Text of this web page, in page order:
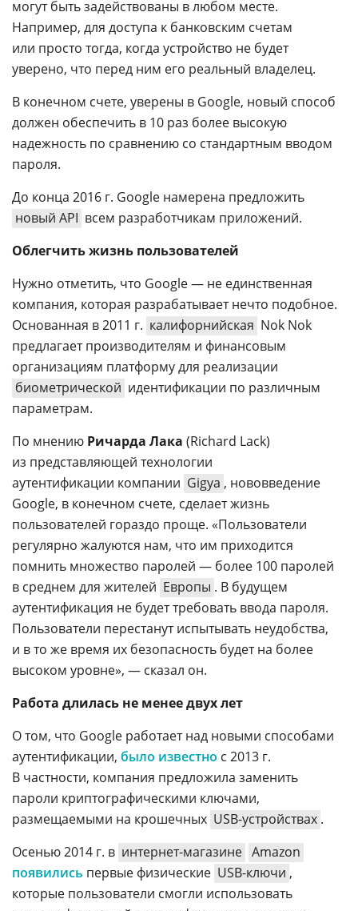
могут быть задействованы в любом месте.
Например, для доступа к банковским счетам
или просто тогда, когда устройство не будет
уверено, что перед ним его реальный владелец.
В конечном счете, уверены в Google, новый способ
должен обеспечить в 10 раз более высокую
надежность по сравнению со стандартным вводом
пароля.
До конца 2016 г. Google намерена предложить
новый API всем разработчикам приложений.
Облегчить жизнь пользователей
Нужно отметить, что Google — не единственная
компания, которая разрабатывает нечто подобное.
Основанная в 2011 г. калифорнийская Nok Nok
предлагает производителям и финансовым
организациям платформу для реализации
биометрической идентификации по различным
параметрам.
По мнению Ричарда Лака (Richard Lack)
из представляющей технологии
аутентификации компании Gigya , нововведение
Google, в конечном счете, сделает жизнь
пользователей гораздо проще. «Пользователи
регулярно жалуются нам, что им приходится
помнить множество паролей — более 100 паролей
в среднем для жителей Европы . В будущем
аутентификация не будет требовать ввода пароля.
Пользователи перестанут испытывать неудобства,
и в то же время их безопасность будет на более
высоком уровне», — сказал он.
Работа длилась не менее двух лет
О том, что Google работает над новыми способами
аутентификации, было известно с 2013 г.
В частности, компания предложила заменить
пароли криптографическими ключами,
размещаемыми на крошечных USB-устройствах .
Осенью 2014 г. в интернет-магазине Amazon
появились первые физические USB-ключи ,
которые пользователи смогли использовать